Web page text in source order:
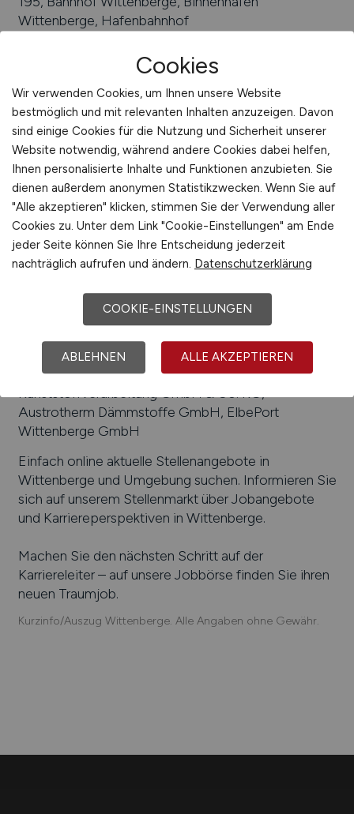
Wittenberge, Hafenbahnhof
Wilsnack, Weisen, Brandenburg, Lanz, Aland, Breese,
Perleberg, Seehausen, Cumlosen, Landkreis Prignitz
Beliebte Jobs in
Wittenberge/Branchen:Informations- und
Kommunikationstechnologie, Chemie,
Hafenwirtschaft, Medien, Logistik,
Schienenverkehrstechnik, Kunststoffe, Produktion,
Metallverarbeitung, Ernährungs- und
Energiewirtschaft
Beliebte Arbeitgeber inWittenberge, die
GmbH, DB Fahrzeuginstandhaltung GmbH Werk
Wittenberge, Prignitz Mikrosystemtechnik GmbH,
Produktionsgesellschaft mbH & Co. KG, Schacht
GmbH, Stadtwerke Wittenberge GmbH, WIKUT
Kunststoffverarbeitung GmbH & Co. KG,
Austrotherm Dämmstoffe GmbH, ElbePort
Wittenberge GmbH
Einfach online aktuelle Stellenangebote in
Wittenberge und Umgebung suchen. Informieren Sie
sich auf unserem Stellenmarkt über Jobangebote
und Karriereperspektiven in Wittenberge.
Machen Sie den nächsten Schritt auf der
Karriereleiter – auf unsere Jobbörse finden Sie ihren
neuen Traumjob.
Kurzinfo/Auszug Wittenberge. Alle Angaben ohne Gewähr.
Cookies
Wir verwenden Cookies, um Ihnen unsere Website
bestmöglich und mit relevanten Inhalten anzuzeigen. Davon
sind einige Cookies für die Nutzung und Sicherheit unserer
Website notwendig, während andere Cookies dabei helfen,
Ihnen personalisierte Inhalte und Funktionen anzubieten. Sie
dienen außerdem anonymen Statistikzwecken. Wenn Sie auf
"Alle akzeptieren" klicken, stimmen Sie der Verwendung aller
Cookies zu. Unter dem Link "Cookie-Einstellungen" am Ende
jeder Seite können Sie Ihre Entscheidung jederzeit
nachträglich aufrufen und ändern. Datenschutzerklärung
COOKIE-EINSTELLUNGEN
ABLEHNEN ALLE AKZEPTIEREN